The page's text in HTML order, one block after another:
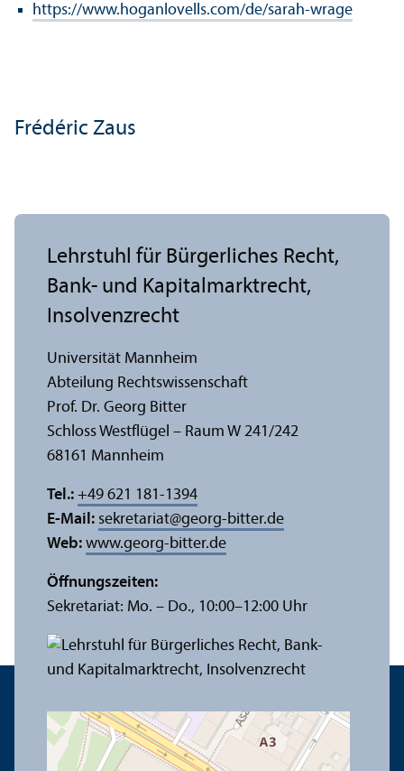
https://www.hoganlovells.com/de/sarah-wrage
Frédéric Zaus
Lehr­stuhl für Bürgerliches Recht,
Bank- und Kapital­markt­recht,
Insolvenzrecht
Universität Mannheim
Abteilung Rechts­wissenschaft
Prof. Dr. Georg Bitter
Schloss Westflügel – Raum W 241/242
68161 Mannheim
Tel.: +49 621 181-1394
E-Mail: sekretariat@georg-bitter.de
Web: www.georg-bitter.de
Öffnungs­zeiten:
Sekretariat: Mo. – Do., 10:00–12:00 Uhr